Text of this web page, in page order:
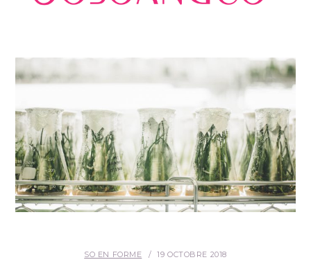
SO IN LOVE
SO HIGH-TECH
SO PRATIQUE
CONTACT
SO EN FORME 19 OCTOBRE 2018